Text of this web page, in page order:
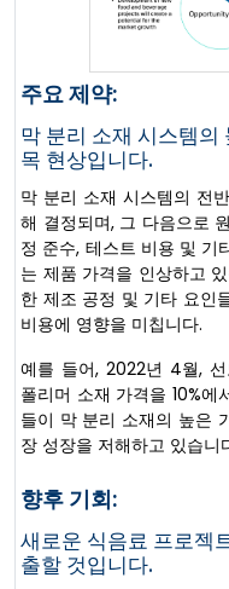
주요 제약:
막 분리 소재 시스템의
목 현상입니다.
막 분리 소재 시스템의 전
해 결정되며, 그 다음으로
정 준수, 테스트 비용 및 기
는 제품 가격을 인상하고
한 제조 공정 및 기타 요인
비용에 영향을 미칩니다.
예를 들어, 2022년 4월, 선
폴리머 소재 가격을 10%에
들이 막 분리 소재의 높은
장 성장을 저해하고 있습니
향후 기회:
새로운 식음료 프로젝
출할 것입니다.